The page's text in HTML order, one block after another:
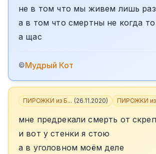
не в том что мы живем лишь раз
а в том что смертны не когда то
а щас
©Мудрый Кот
ПИРОЖКИ из Б... (26.11.2020) ПИРОЖКИ из
мне предрекали смерть от
и вот у стенки я стою
а в уголовном моём деле